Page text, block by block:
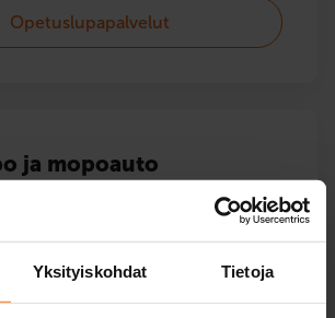
Yksityiskohdat Tietoja
Opetuslupapalvelut
ja mopoauto
ja mopoauto-opetukseen. Ajo-
syksyyn ja teoriatunteja läpi